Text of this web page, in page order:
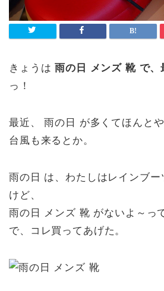
きょうは雨の日 メンズ 靴 で、
っ！
最近、 雨の日 が多くてほんと
台風も来るとか。
雨の日 は、わたしはレインブ
けど、
雨の日 メンズ 靴 がないよ～っ
で、コレ買ってあげた。